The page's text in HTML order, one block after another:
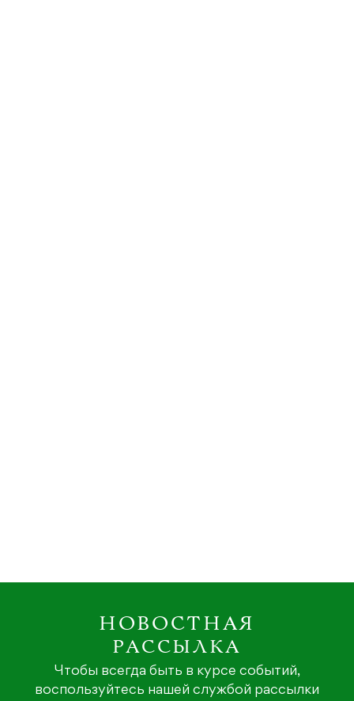
НОВОСТНАЯ
РАССЫЛКА
Чтобы всегда быть в курсе событий,
воспользуйтесь нашей службой рассылки